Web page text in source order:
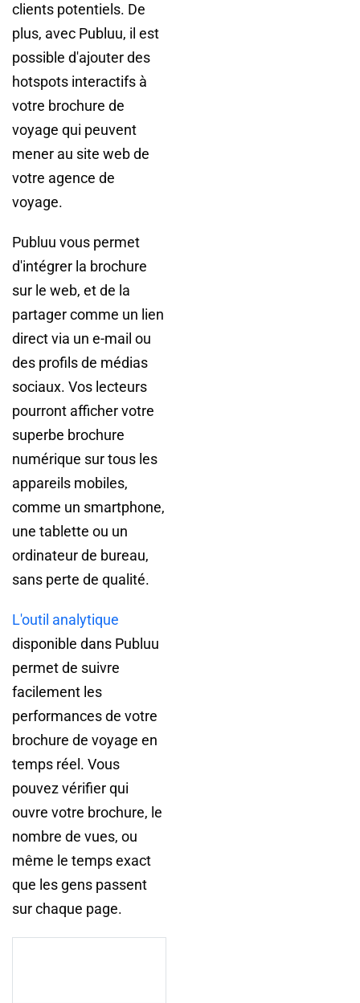
clients potentiels. De
plus, avec Publuu, il est
possible d'ajouter des
hotspots interactifs à
votre brochure de
voyage qui peuvent
mener au site web de
votre agence de
voyage.
Publuu vous permet
d'intégrer la brochure
sur le web, et de la
partager comme un lien
direct via un e-mail ou
des profils de médias
sociaux. Vos lecteurs
pourront afficher votre
superbe brochure
numérique sur tous les
appareils mobiles,
comme un smartphone,
une tablette ou un
ordinateur de bureau,
sans perte de qualité.
L'outil analytique
disponible dans Publuu
permet de suivre
facilement les
performances de votre
brochure de voyage en
temps réel. Vous
pouvez vérifier qui
ouvre votre brochure, le
nombre de vues, ou
même le temps exact
que les gens passent
sur chaque page.